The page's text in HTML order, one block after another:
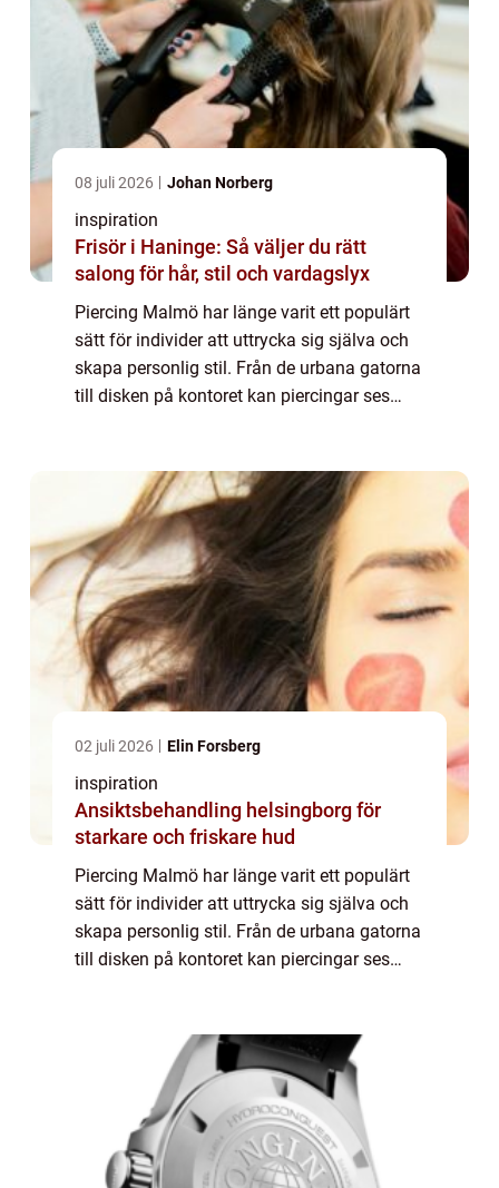
08 juli 2026 Johan Norberg
inspiration
Frisör i Haninge: Så väljer du rätt
salong för hår, stil och vardagslyx
Piercing Malmö har länge varit ett populärt
sätt för individer att uttrycka sig själva och
skapa personlig stil. Från de urbana gatorna
till disken på kontoret kan piercingar ses
02 juli 2026 Elin Forsberg
inspiration
Ansiktsbehandling helsingborg för
starkare och friskare hud
Piercing Malmö har länge varit ett populärt
sätt för individer att uttrycka sig själva och
skapa personlig stil. Från de urbana gatorna
till disken på kontoret kan piercingar ses